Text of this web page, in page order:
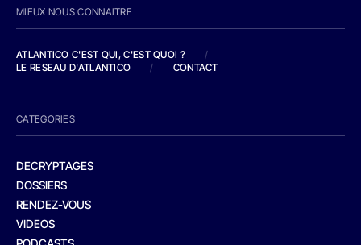
MIEUX NOUS CONNAITRE
ATLANTICO C'EST QUI, C'EST QUOI ?
/
LE RESEAU D'ATLANTICO
/ CONTACT
CATEGORIES
DECRYPTAGES
DOSSIERS
RENDEZ-VOUS
VIDEOS